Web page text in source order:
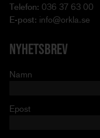
Telefon: 036 37 63 00
E-post: info@orkla.se
NYHETSBREV
Namn
Epost